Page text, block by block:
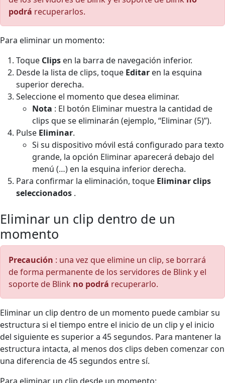
podrá recuperarlos.
Para eliminar un momento:
Toque Clips en la barra de navegación inferior.
Desde la lista de clips, toque Editar en la esquina
superior derecha.
Seleccione el momento que desea eliminar.
Nota : El botón Eliminar muestra la cantidad de
clips que se eliminarán (ejemplo, “Eliminar (5)”).
Pulse Eliminar.
Si su dispositivo móvil está configurado para texto
grande, la opción Eliminar aparecerá debajo del
menú (…) en la esquina inferior derecha.
Para confirmar la eliminación, toque Eliminar clips
seleccionados .
Eliminar un clip dentro de un
momento
Precaución : una vez que elimine un clip, se borrará
de forma permanente de los servidores de Blink y el
soporte de Blink no podrá recuperarlo.
Eliminar un clip dentro de un momento puede cambiar su
estructura si el tiempo entre el inicio de un clip y el inicio
del siguiente es superior a 45 segundos. Para mantener la
estructura intacta, al menos dos clips deben comenzar con
una diferencia de 45 segundos entre sí.